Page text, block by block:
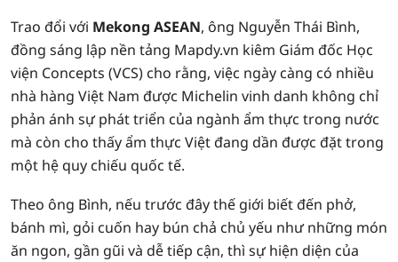
Trao đổi với Mekong ASEAN, ông Nguyễn Thái Bình,
đồng sáng lập nền tảng Mapdy.vn kiêm Giám đốc Học
viện Concepts (VCS) cho rằng, việc ngày càng có nhiều
nhà hàng Việt Nam được Michelin vinh danh không chỉ
phản ánh sự phát triển của ngành ẩm thực trong nước
mà còn cho thấy ẩm thực Việt đang dần được đặt trong
một hệ quy chiếu quốc tế.
Theo ông Bình, nếu trước đây thế giới biết đến phở,
bánh mì, gỏi cuốn hay bún chả chủ yếu như những món
ăn ngon, gần gũi và dễ tiếp cận, thì sự hiện diện của